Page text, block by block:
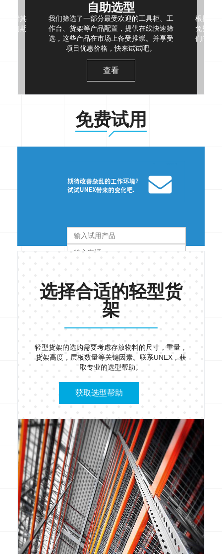
或者其
我们期
自助选型
我们筛选了一部分最受欢迎的工具柜、工
作台、货架等产品配置，提供在线快速筛
选，这些产品在市场上备受推崇。并享受
项目优惠价格，快来试试吧。
查看
根据现
免费空
们的项
免费试用
选择合适的轻型货
架
轻型货架的选购需要考虑存放物料的尺寸，重量，
货架高度，层板数量等关键因素。联系UNEX，获
取专业的选型帮助。
获取选型帮助